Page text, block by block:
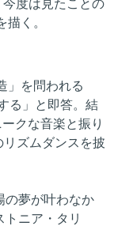
今度は見たことの
く。
」を問われる
る」と即答。結
クな音楽と振り
ズムダンスを披
の夢が叶わなか
ニア・タリ